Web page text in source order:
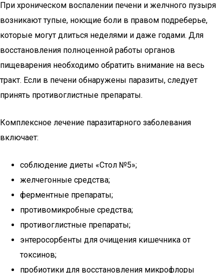
При хроническом воспалении печени и желчного пузыря
возникают тупые, ноющие боли в правом подреберье,
которые могут длиться неделями и даже годами. Для
восстановления полноценной работы органов
пищеварения необходимо обратить внимание на весь
тракт. Если в печени обнаружены паразиты, следует
принять противоглистные препараты.
Комплексное лечение паразитарного заболевания
включает:
соблюдение диеты «Стол №5»;
желчегонные средства;
ферментные препараты;
противомикробные средства;
противоглистные препараты;
энтеросорбенты для очищения кишечника от
токсинов;
пробиотики для восстановления микрофлоры